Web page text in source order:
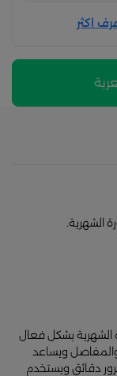
اكثر
الشهرية.
الشهرية بشكل فعال
ويساعد
دقائق ويستخدم